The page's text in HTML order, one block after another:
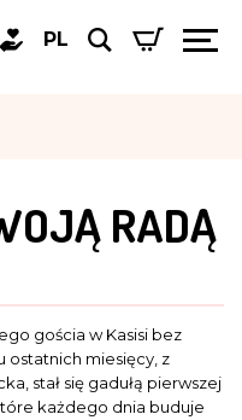
PL
RADĄ
gościa w Kasisi bez
ostatnich miesięcy, z
stał się gadułą pierwszej
każdego dnia buduje